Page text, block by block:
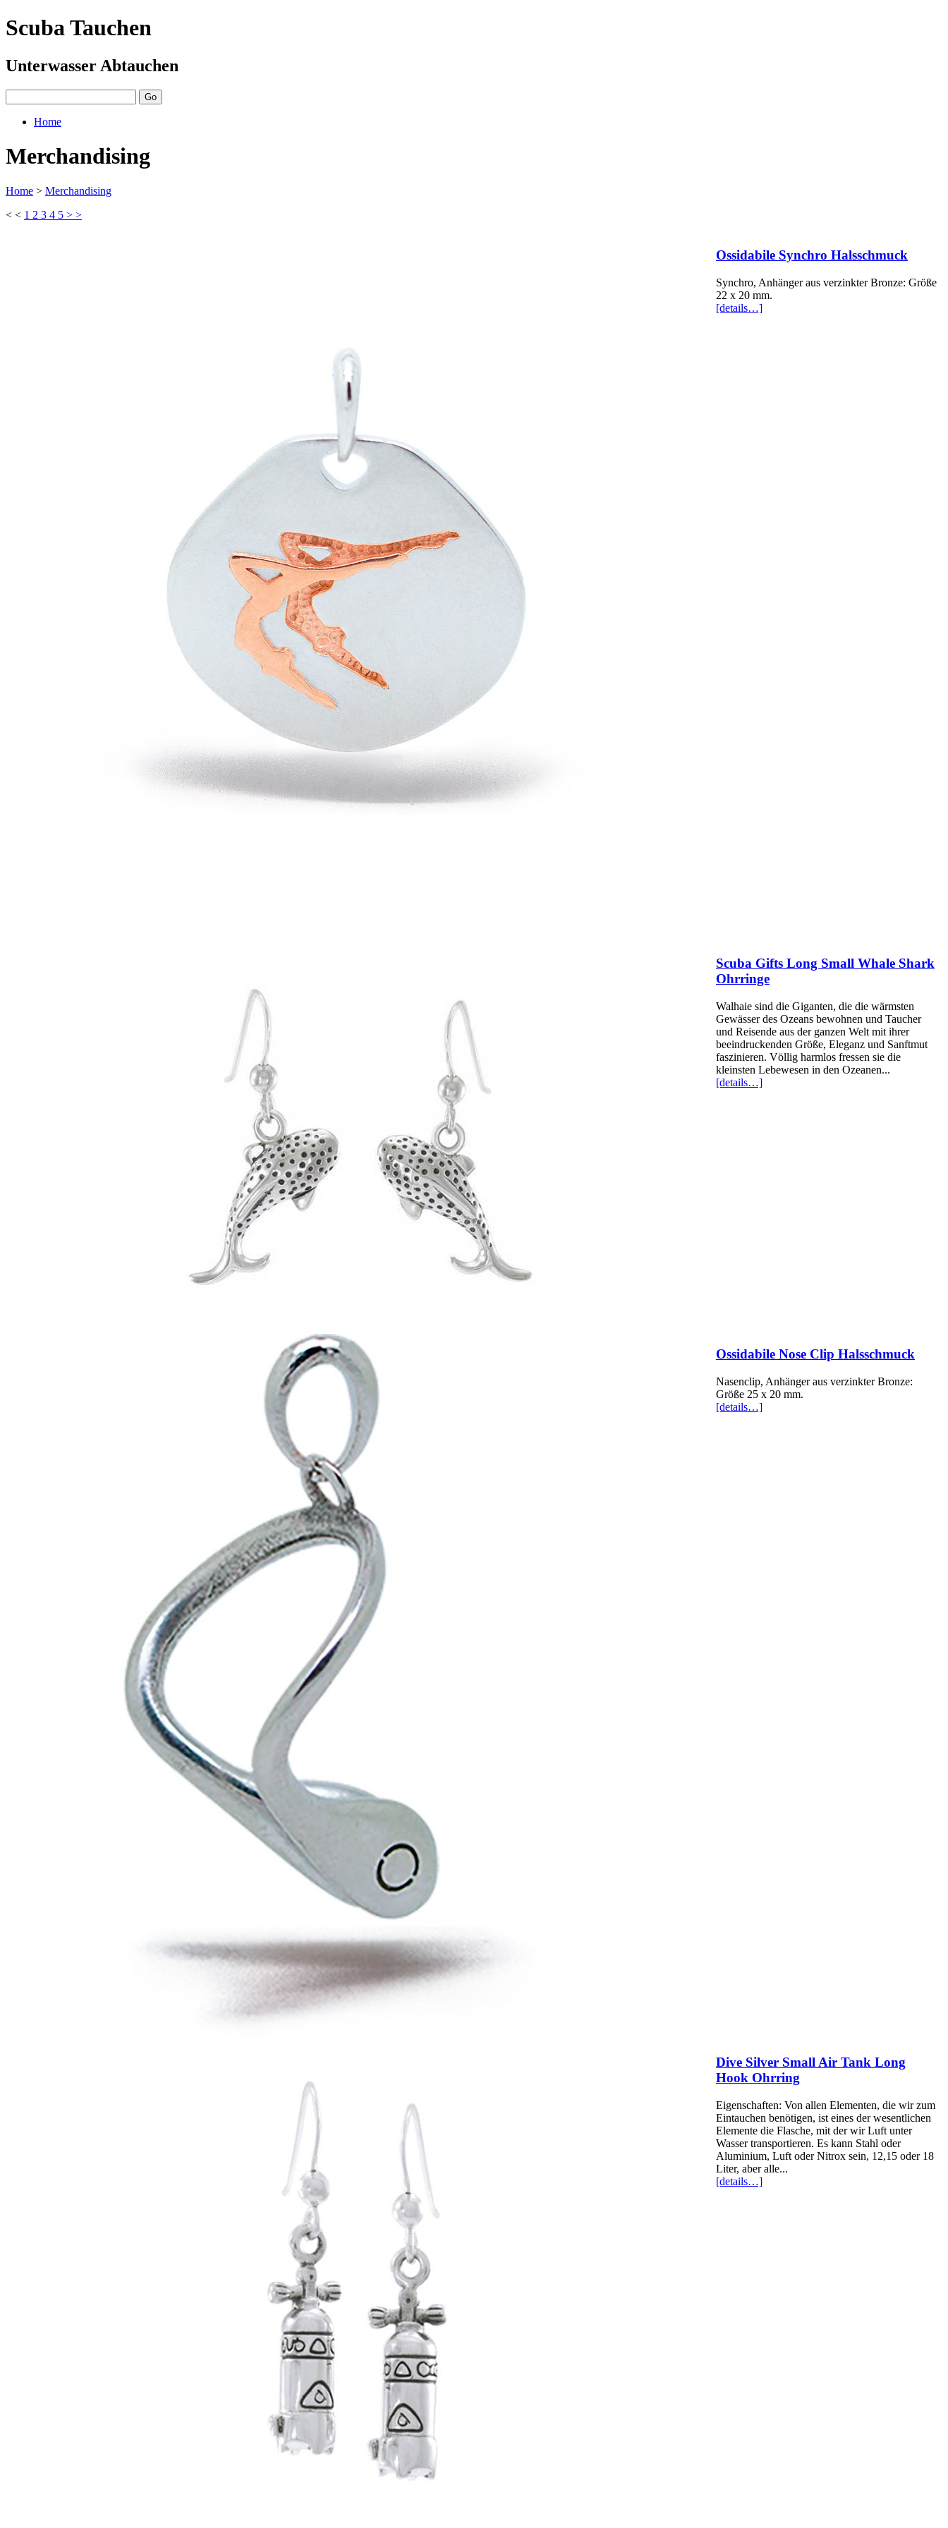
Scuba Tauchen
Unterwasser Abtauchen
Home
Merchandising
Home > Merchandising
< < 1 2 3 4 5 > >
Ossidabile Synchro Halsschmuck
Synchro, Anhänger aus verzinkter Bronze: Größe
22 x 20 mm.
[details…]
Scuba Gifts Long Small Whale Shark
Ohrringe
Walhaie sind die Giganten, die die wärmsten
Gewässer des Ozeans bewohnen und Taucher
und Reisende aus der ganzen Welt mit ihrer
beeindruckenden Größe, Eleganz und Sanftmut
faszinieren. Völlig harmlos fressen sie die
kleinsten Lebewesen in den Ozeanen...
[details…]
Ossidabile Nose Clip Halsschmuck
Nasenclip, Anhänger aus verzinkter Bronze:
Größe 25 x 20 mm.
[details…]
Dive Silver Small Air Tank Long
Hook Ohrring
Eigenschaften: Von allen Elementen, die wir zum
Eintauchen benötigen, ist eines der wesentlichen
Elemente die Flasche, mit der wir Luft unter
Wasser transportieren. Es kann Stahl oder
Aluminium, Luft oder Nitrox sein, 12,15 oder 18
Liter, aber alle...
[details…]